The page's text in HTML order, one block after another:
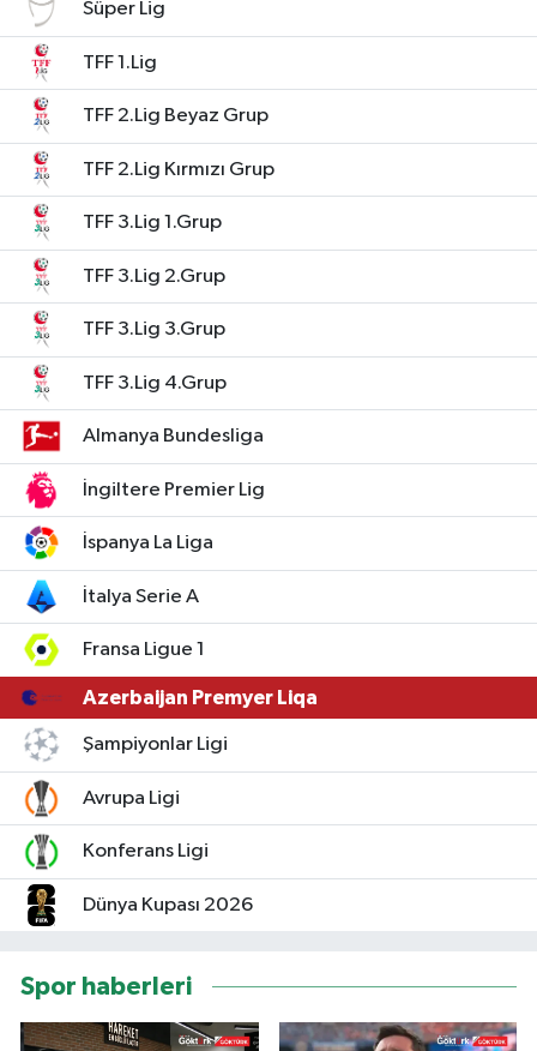
Süper Lig
TFF 1.Lig
TFF 2.Lig Beyaz Grup
TFF 2.Lig Kırmızı Grup
TFF 3.Lig 1.Grup
TFF 3.Lig 2.Grup
TFF 3.Lig 3.Grup
TFF 3.Lig 4.Grup
Almanya Bundesliga
İngiltere Premier Lig
İspanya La Liga
İtalya Serie A
Fransa Ligue 1
Azerbaijan Premyer Liqa
Şampiyonlar Ligi
Avrupa Ligi
Konferans Ligi
Dünya Kupası 2026
Spor haberleri